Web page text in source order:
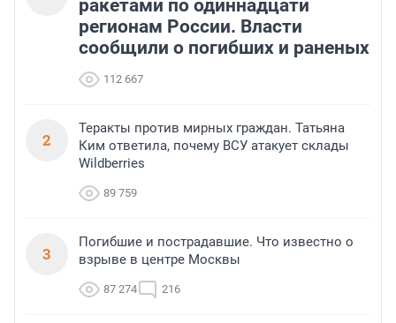
ракетами по одиннадцати
регионам России. Власти
сообщили о погибших и раненых
112 667
2
Теракты против мирных граждан. Татьяна
Ким ответила, почему ВСУ атакует склады
Wildberries
89 759
3
Погибшие и пострадавшие. Что известно о
взрыве в центре Москвы
87 274 216